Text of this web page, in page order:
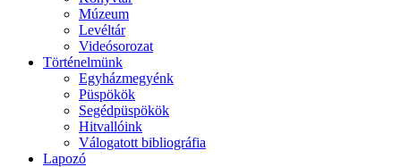
Múzeum
Levéltár
Videósorozat
Történelmünk
Egyházmegyénk
Püspökök
Segédpüspökök
Hitvallóink
Válogatott bibliográfia
Lapozó